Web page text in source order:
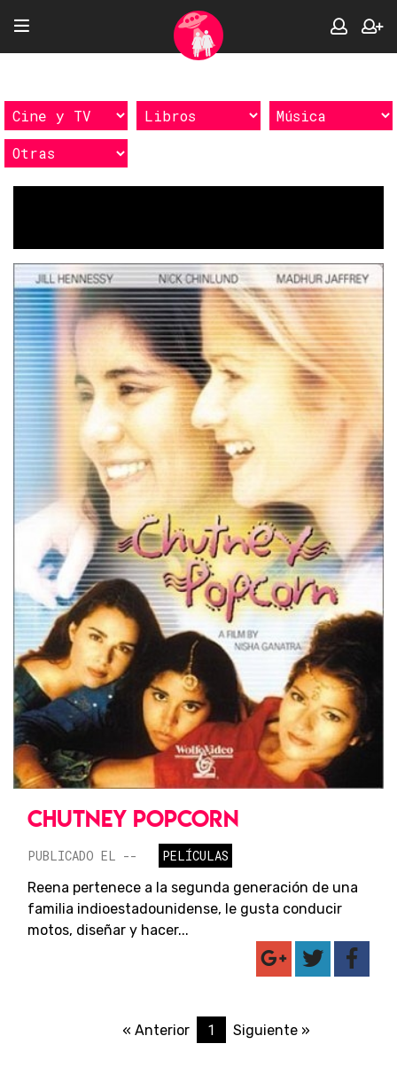
CHUTNEY POPCORN
PUBLICADO EL --
PELÍCULAS
Reena pertenece a la segunda generación de una
familia indioestadounidense, le gusta conducir
motos, diseñar y hacer...
« Anterior 1 Siguiente »